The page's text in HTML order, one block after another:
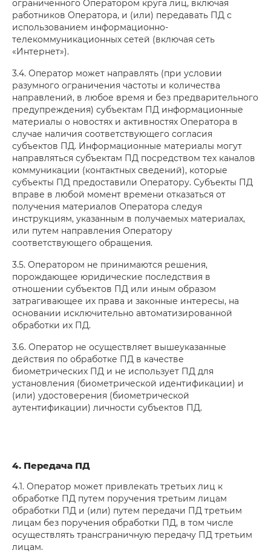
ограниченного Оператором круга лиц, включая
работников Оператора, и (или) передавать ПД с
использованием информационно-
телекоммуникационных сетей (включая сеть
«Интернет»).
3.4. Оператор может направлять (при условии
разумного ограничения частоты и количества
направлений, в любое время и без предварительного
предупреждения) субъектам ПД информационные
материалы о новостях и активностях Оператора в
случае наличия соответствующего согласия
субъектов ПД. Информационные материалы могут
направляться субъектам ПД посредством тех каналов
коммуникации (контактных сведений), которые
субъекты ПД предоставили Оператору. Субъекты ПД
вправе в любой момент времени отказаться от
получения материалов Оператора следуя
инструкциям, указанным в получаемых материалах,
или путем направления Оператору
соответствующего обращения.
3.5. Оператором не принимаются решения,
порождающее юридические последствия в
отношении субъектов ПД или иным образом
затрагивающее их права и законные интересы, на
основании исключительно автоматизированной
обработки их ПД.
3.6. Оператор не осуществляет вышеуказанные
действия по обработке ПД в качестве
биометрических ПД и не использует ПД для
установления (биометрической идентификации) и
(или) удостоверения (биометрической
аутентификации) личности субъектов ПД.
4. Передача ПД
4.1. Оператор может привлекать третьих лиц к
обработке ПД путем поручения третьим лицам
обработки ПД и (или) путем передачи ПД третьим
лицам без поручения обработки ПД, в том числе
осуществлять трансграничную передачу ПД третьим
лицам.